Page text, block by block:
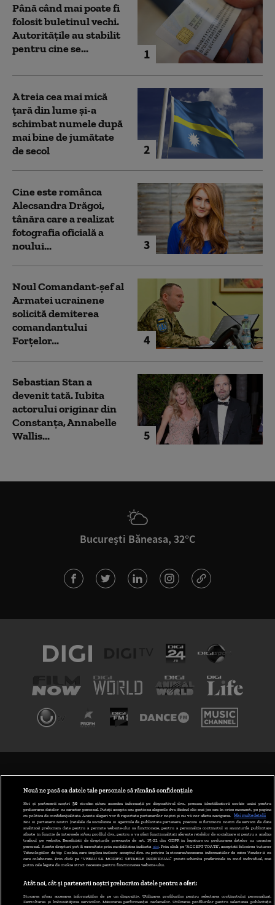
1
Până când mai poate fi
folosit buletinul vechi.
Autoritățile au stabilit
pentru cine se...
2
A treia cea mai mică
țară din lume și-a
schimbat numele după
mai bine de jumătate
de secol
3
Cine este românca
Alecsandra Drăgoi,
tânăra care a realizat
fotografia oficială a
noului...
4
Noul Comandant-șef al
Armatei ucrainene
solicită demiterea
comandantului
Forțelor...
5
Sebastian Stan a
devenit tată. Iubita
actorului originar din
Constanța, Annabelle
Wallis...
București Băneasa, 32°C
ABONARE DIGI TV
GESTIONAȚI PREFERINȚELE
CODUL DIGI24
CAMERE WEB
CONTACT/INFO
Nouă ne pasă ca datele tale personale să rămână confidențiale
Noi și partenerii noștri 30stocăm și/sau accesăm informații pe dispozitivul dvs., precum identificatorii cookie unici pentru
prelucrarea datelor cu caracter personal. Puteți accepta sau gestiona alegerile dvs. făcând clic mai jos sau în orice moment, pe pagina
cu politica de confidențialitate. Aceste alegeri vor fi raportate partenerilor noștri și nu vă vor afecta navigarea.
Mai multe detalii
Noi si partenerii nostri (retelele de socializare si agentiile de publicitate partenere, precum si furnizorii nostri de servicii de date
analitice) prelucram date pentru a permite website-ului sa functioneze, pentru a personaliza continutul si anunturile publicitare
afisate in functie de interesele si/sau profilul dvs., pentru a va oferi functionalitati aferente retelelor de socializare si pentru a analiza
traficul pe website. Beneficiati de drepturile prevazute de art. 15-22 din GDPR in legatura cu prelucrarea datelor cu caracter
personal. Aceste drepturi pot fi exercitate prin modalitatea indicata aici. Prin click pe “ACCEPT TOATE”, acceptati folosirea tuturor
Tehnologiilor de tip Cookie, care implica inclusiv acceptul dvs. cu privire la stocarea/accesarea informatiilor de catre Vendor-ii cu
care colaboram. Prin click pe “VREAU SA MODIFIC SETARILE INDIVIDUAL” puteti schimba preferintele in mod individual, mai
putin cele legate de cookie strict necesare pentru functionarea website-ului.
Atât noi, cât și partenerii noștri prelucrăm datele pentru a oferi:
Stocarea și/sau accesarea informațiilor de pe un dispozitiv. Utilizarea profilurilor pentru selectarea conținutului personalizat.
Dezvoltarea și îmbunătățirea serviciilor. Măsurarea performanței reclamelor. Utilizarea profilurilor pentru selectarea publicității